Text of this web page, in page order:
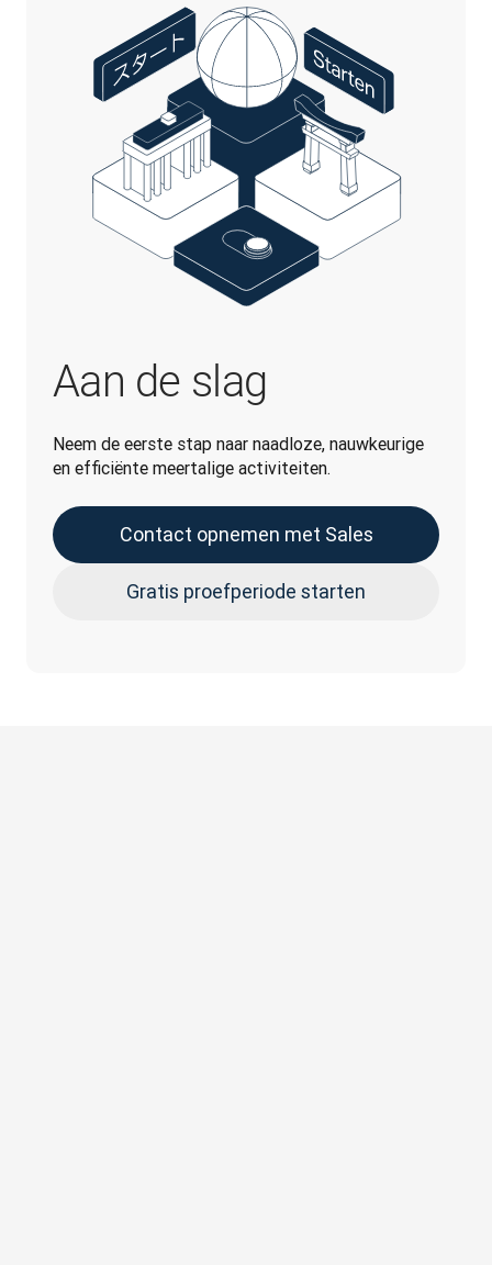
Aan de slag
Neem de eerste stap naar naadloze, nauwkeurige
en efficiënte meertalige activiteiten.
Contact opnemen met Sales
Gratis proefperiode starten